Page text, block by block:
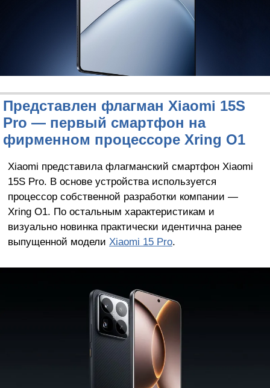
Представлен флагман Xiaomi 15S
Pro — первый смартфон на
фирменном процессоре Xring O1
Xiaomi представила флагманский смартфон Xiaomi
15S Pro. В основе устройства используется
процессор собственной разработки компании —
Xring O1. По остальным характеристикам и
визуально новинка практически идентична ранее
выпущенной модели Xiaomi 15 Pro.